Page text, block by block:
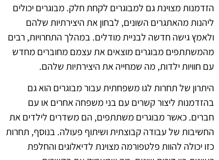
הזדמנות מצוינת גם למבוגרים לקחת חלק. מבוגרים יכולים
ליהנות מהאתגרים השונים, לבחון את היצירתיות שלהם
ולאמץ גישה חדשה לבניית מודלים. במהלך התחרויות, רבים
מהמשתתפים מבוגרים מוצאים את עצמם מחוברים מחדש
עם חוויות ילדות, מה שמחייה את היצירתיות שלהם.
היתרון של תחרות לגו משפחתית עבור מבוגרים הוא גם
בהזדמנות ליצור קשרים עם בני משפחה אחרים או עם
חברים. כאשר מבוגרים משתתפים, הם משדרים לילדים את
החשיבות של עבודה קבוצתית ושיתוף פעולה. בנוסף, תחרות
כזו יכולה להוות פלטפורמה מצוינת לדיאלוגים והחלפת